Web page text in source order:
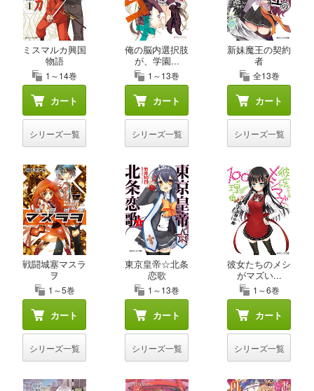
ミスマルカ興国
物語
1～14巻
カート
シリーズ一覧
俺の脳内選択肢
が、学園...
1～13巻
カート
シリーズ一覧
新妹魔王の契約
者
全13巻
カート
シリーズ一覧
戦闘城塞マスラ
ヲ
1～5巻
カート
シリーズ一覧
東京皇帝☆北条
恋歌
1～13巻
カート
シリーズ一覧
彼女たちのメシ
がマズい...
1～6巻
カート
シリーズ一覧